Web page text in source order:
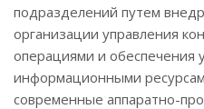
подразделений путем
организации управления
операциями и обеспечения
информационными
современные аппаратно-